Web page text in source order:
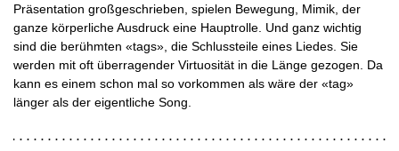
Präsentation großgeschrieben, spielen Bewegung, Mimik, der
ganze körperliche Ausdruck eine Hauptrolle. Und ganz wichtig
sind die berühmten «tags», die Schlussteile eines Liedes. Sie
werden mit oft überragender Virtuosität in die Länge gezogen. Da
kann es einem schon mal so vorkommen als wäre der «tag»
länger als der eigentliche Song.